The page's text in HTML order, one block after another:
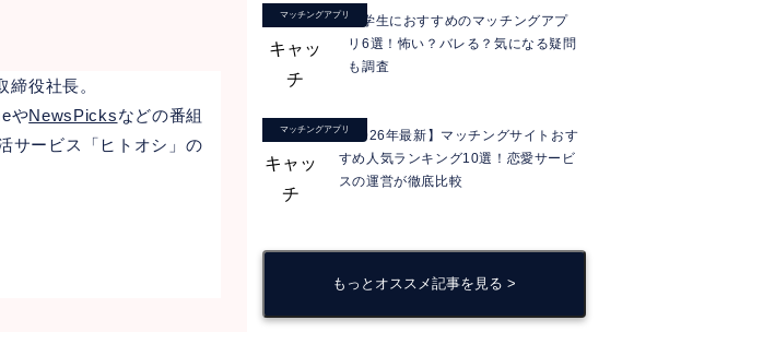
役社長。
やNewsPicksなどの番組
サービス「ヒトオシ」の
マッチングアプリ
大学生におすすめのマッチングアプ
リ6選！怖い？バレる？気になる疑問
も調査
マッチングアプリ【2026年最新】マッチングサイトおす
すめ人気ランキング10選！恋愛サービ
スの運営が徹底比較
もっとオススメ記事を見る >